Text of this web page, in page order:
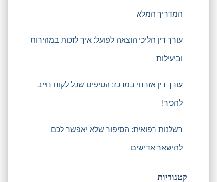
המדריך המלא
עורך דין הליכי הוצאה לפועל: איך לזכות במהירות
וביעילות
עורך דין אזרחי במרכז: הטיפים שכל לקוח חייב
להכיר!
רשלנות רפואית: הסיפור שלא יאפשר לכם
להישאר אדישים
קטגוריות